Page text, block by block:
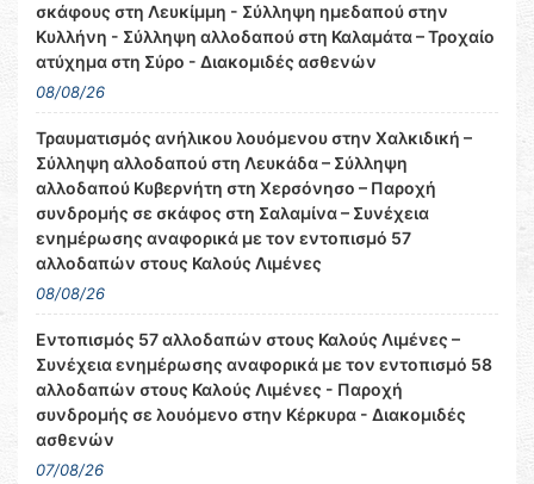
σκάφους στη Λευκίμμη - Σύλληψη ημεδαπού στην
Κυλλήνη - Σύλληψη αλλοδαπού στη Καλαμάτα – Τροχαίο
ατύχημα στη Σύρο - Διακομιδές ασθενών
08/08/26
Τραυματισμός ανήλικου λουόμενου στην Χαλκιδική –
Σύλληψη αλλοδαπού στη Λευκάδα – Σύλληψη
αλλοδαπού Κυβερνήτη στη Χερσόνησο – Παροχή
συνδρομής σε σκάφος στη Σαλαμίνα – Συνέχεια
ενημέρωσης αναφορικά με τον εντοπισμό 57
αλλοδαπών στους Καλούς Λιμένες
08/08/26
Εντοπισμός 57 αλλοδαπών στους Καλούς Λιμένες –
Συνέχεια ενημέρωσης αναφορικά με τον εντοπισμό 58
αλλοδαπών στους Καλούς Λιμένες - Παροχή
συνδρομής σε λουόμενο στην Κέρκυρα - Διακομιδές
ασθενών
07/08/26